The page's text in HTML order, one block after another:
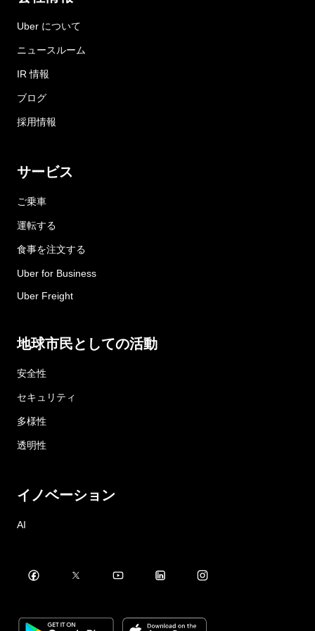
Uber について
ニュースルーム
IR 情報
ブログ
採用情報
サービス
ご乗車
運転する
食事を注文する
Uber for Business
Uber Freight
地球市民としての活動
安全性
セキュリティ
多様性
透明性
イノベーション
AI